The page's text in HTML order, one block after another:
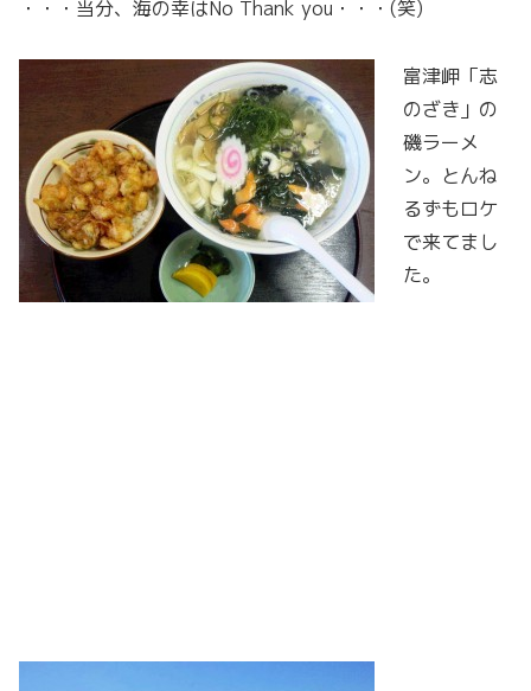
・・・当分、海の幸はNo Thank you・・・(笑)
富津岬「志
のざき」の
磯ラーメ
ン。とんね
るずもロケ
で来てまし
た。